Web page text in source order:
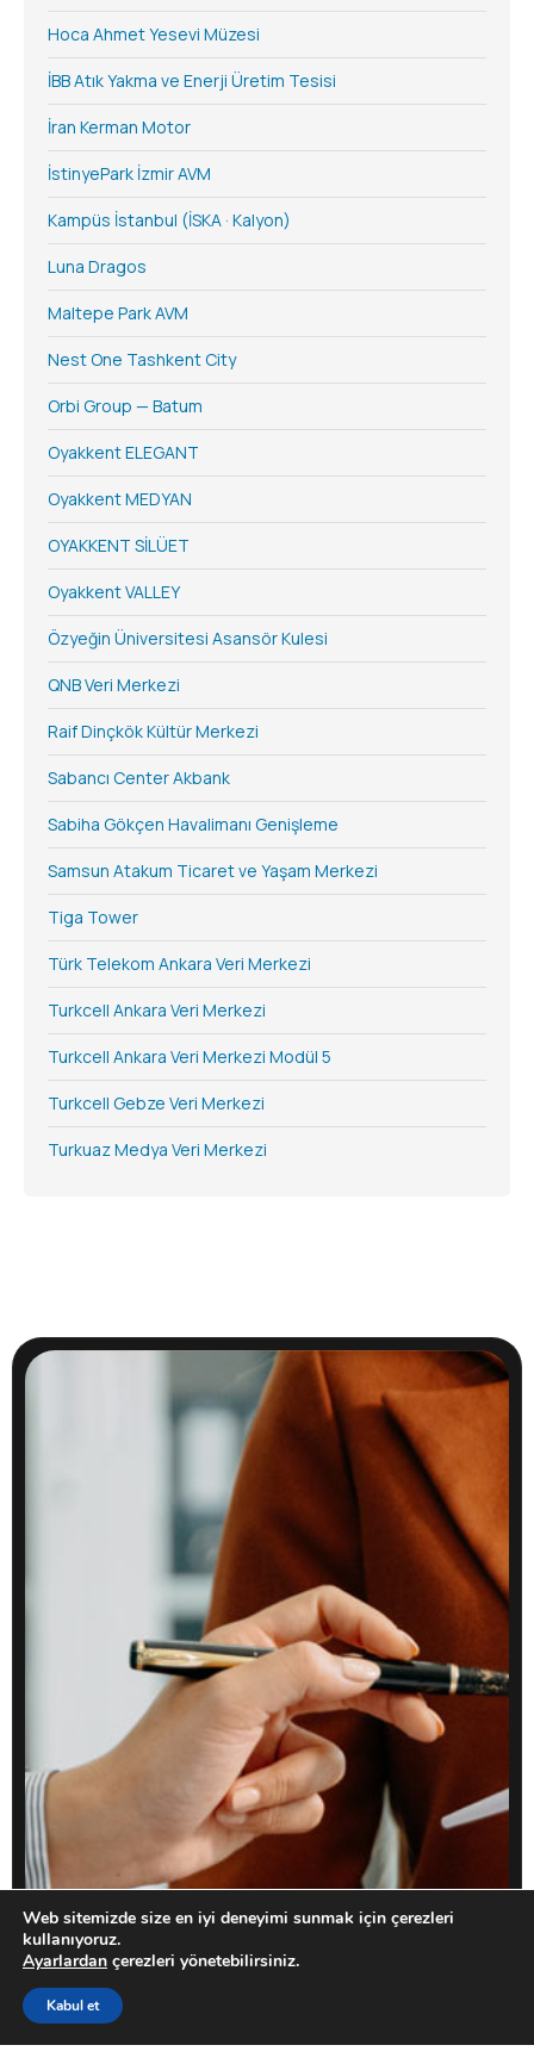
Hoca Ahmet Yesevi Müzesi
İBB Atık Yakma ve Enerji Üretim Tesisi
İran Kerman Motor
İstinyePark İzmir AVM
Kampüs İstanbul (İSKA · Kalyon)
Luna Dragos
Maltepe Park AVM
Nest One Tashkent City
Orbi Group — Batum
Oyakkent ELEGANT
Oyakkent MEDYAN
OYAKKENT SİLÜET
Oyakkent VALLEY
Özyeğin Üniversitesi Asansör Kulesi
QNB Veri Merkezi
Raif Dinçkök Kültür Merkezi
Sabancı Center Akbank
Sabiha Gökçen Havalimanı Genişleme
Samsun Atakum Ticaret ve Yaşam Merkezi
Tiga Tower
Türk Telekom Ankara Veri Merkezi
Turkcell Ankara Veri Merkezi
Turkcell Ankara Veri Merkezi Modül 5
Turkcell Gebze Veri Merkezi
Turkuaz Medya Veri Merkezi
Web sitemizde size en iyi deneyimi sunmak için çerezleri
kullanıyoruz.
Ayarlardan çerezleri yönetebilirsiniz.
Kabul et